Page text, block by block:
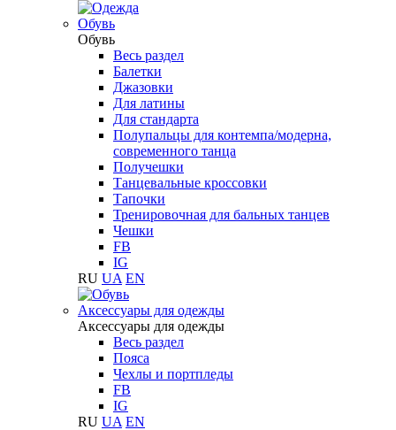
Обувь
Обувь
Весь раздел
Балетки
Джазовки
Для латины
Для стандарта
Полупальцы для контемпа/модерна,
современного танца
Получешки
Танцевальные кроссовки
Тапочки
Тренировочная для бальных танцев
Чешки
FB
IG
RU UA EN
Aксессуары для одежды
Aксессуары для одежды
Весь раздел
Пояса
Чехлы и портпледы
FB
IG
RU UA EN